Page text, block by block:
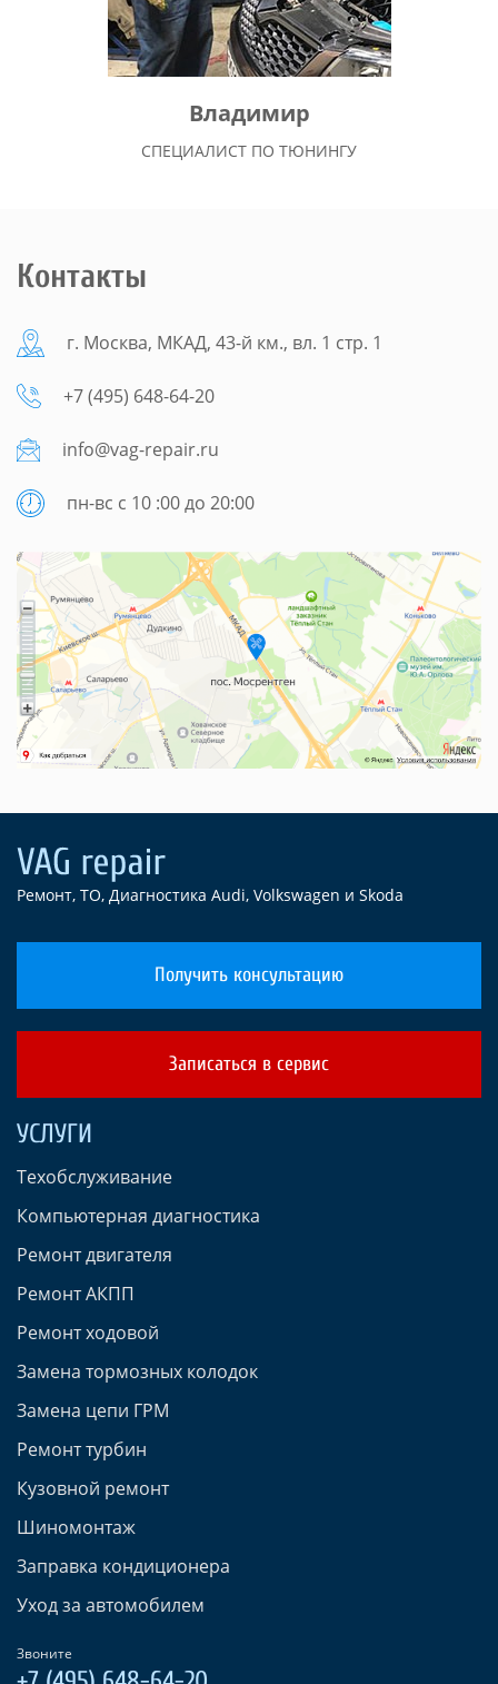
Владимир
СПЕЦИАЛИСТ ПО ТЮНИНГУ
Контакты
г. Москва, МКАД, 43-й км., вл. 1 стр. 1
+7 (495) 648-64-20
info@vag-repair.ru
пн-вс с 10 :00 до 20:00
Ремонт, ТО, Диагностика Audi, Volkswagen и Skoda
Получить консультацию
Записаться в сервис
УСЛУГИ
Техобслуживание
Компьютерная диагностика
Ремонт двигателя
Ремонт АКПП
Ремонт ходовой
Замена тормозных колодок
Замена цепи ГРМ
Ремонт турбин
Кузовной ремонт
Шиномонтаж
Заправка кондиционера
Уход за автомобилем
Звоните